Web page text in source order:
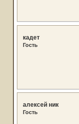
кадет
Гость
алексей ник
Гость